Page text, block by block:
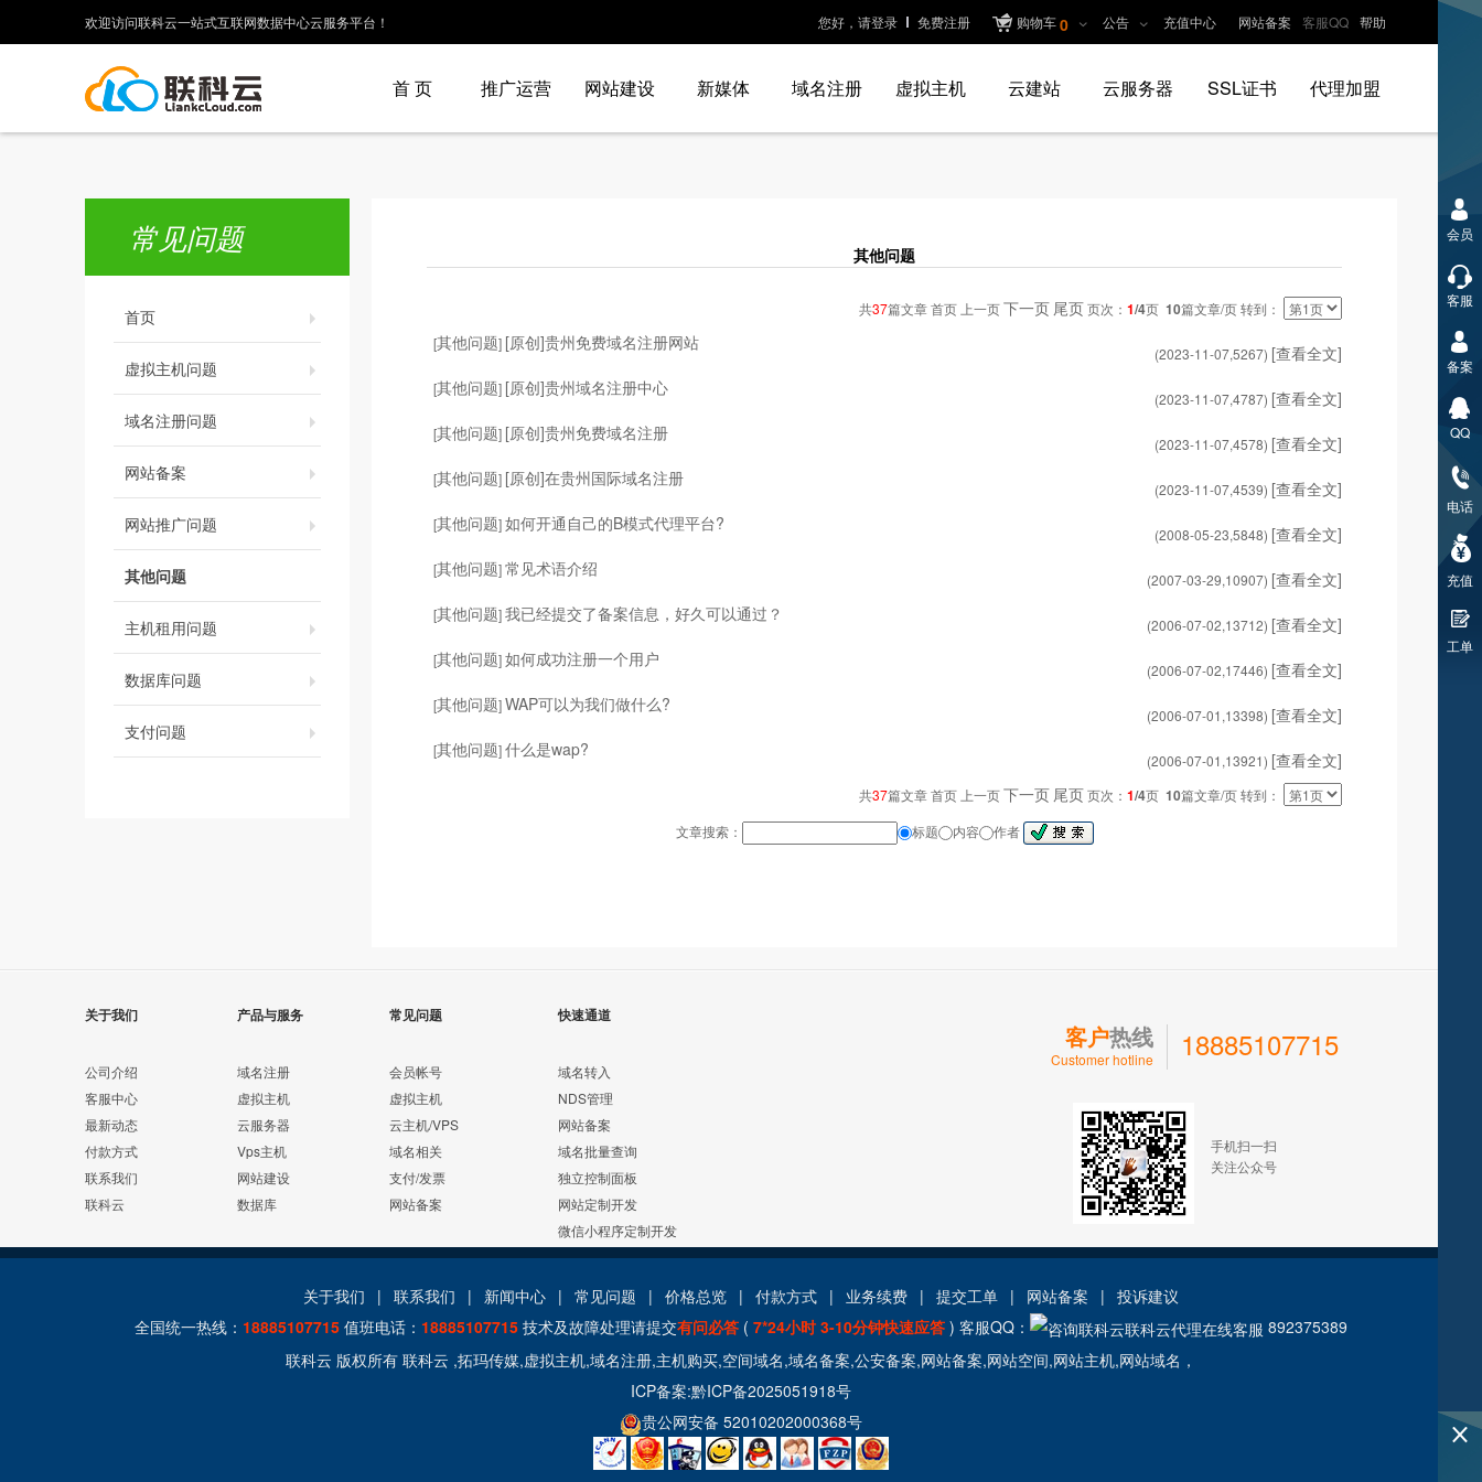
您好，请登录 免费注册 购物车0 公告 充值中心 网站备案 客服QQ 帮助
欢迎访问联科云一站式互联网数据中心云服务平台！
首 页 推广运营 网站建设 新媒体 域名注册 虚拟主机 云建站 云服务器 SSL证书 代理加盟
常见问题
首页
虚拟主机问题
域名注册问题
网站备案
网站推广问题
其他问题
主机租用问题
数据库问题
支付问题
其他问题
共37篇文章 首页 上一页下一页 尾页页次： 1/4页 10篇文章/页 转到：
[其他问题] [原创]贵州免费域名注册网站
(2023-11-07,5267) [查看全文]
[其他问题] [原创]贵州域名注册中心
(2023-11-07,4787) [查看全文]
[其他问题] [原创]贵州免费域名注册
(2023-11-07,4578) [查看全文]
[其他问题] [原创]在贵州国际域名注册
(2023-11-07,4539) [查看全文]
[其他问题]如何开通自己的B模式代理平台?
(2008-05-23,5848) [查看全文]
[其他问题]常见术语介绍
(2007-03-29,10907) [查看全文]
[其他问题]我已经提交了备案信息，好久可以通过？
(2006-07-02,13712) [查看全文]
[其他问题]如何成功注册一个用户
(2006-07-02,17446) [查看全文]
[其他问题]WAP可以为我们做什么?
(2006-07-01,13398) [查看全文]
[其他问题]什么是wap?
(2006-07-01,13921) [查看全文]
共37篇文章 首页 上一页下一页 尾页页次： 1/4页 10篇文章/页 转到：
文章搜索：
标题 内容 作者
关于我们
公司介绍
客服中心
最新动态
付款方式
联系我们
联科云
产品与服务
域名注册
虚拟主机
云服务器
Vps主机
网站建设
数据库
常见问题
会员帐号
虚拟主机
云主机/VPS
域名相关
支付/发票
网站备案
快速通道
域名转入
NDS管理
网站备案
域名批量查询
独立控制面板
网站定制开发
微信小程序定制开发
客户热线
Customer hotline 18885107715
手机扫一扫
关注公众号
关于我们 | 联系我们 | 新闻中心 | 常见问题 | 价格总览 | 付款方式 | 业务续费 | 提交工单 | 网站备案 | 投诉建议
全国统一热线： 18885107715 值班电话： 18885107715 技术及故障处理请提交有问必答 ( 7*24小时 3-10分钟快速应答 ) 客服QQ：
892375389
联科云 版权所有 联科云 ,拓玛传媒,虚拟主机,域名注册,主机购买,空间域名,域名备案,公安备案,网站备案,网站空间,网站主机,网站域名，
ICP备案:黔ICP备2025051918号
贵公网安备 52010202000368号
会员
客服
备案
QQ
电话
充值
工单